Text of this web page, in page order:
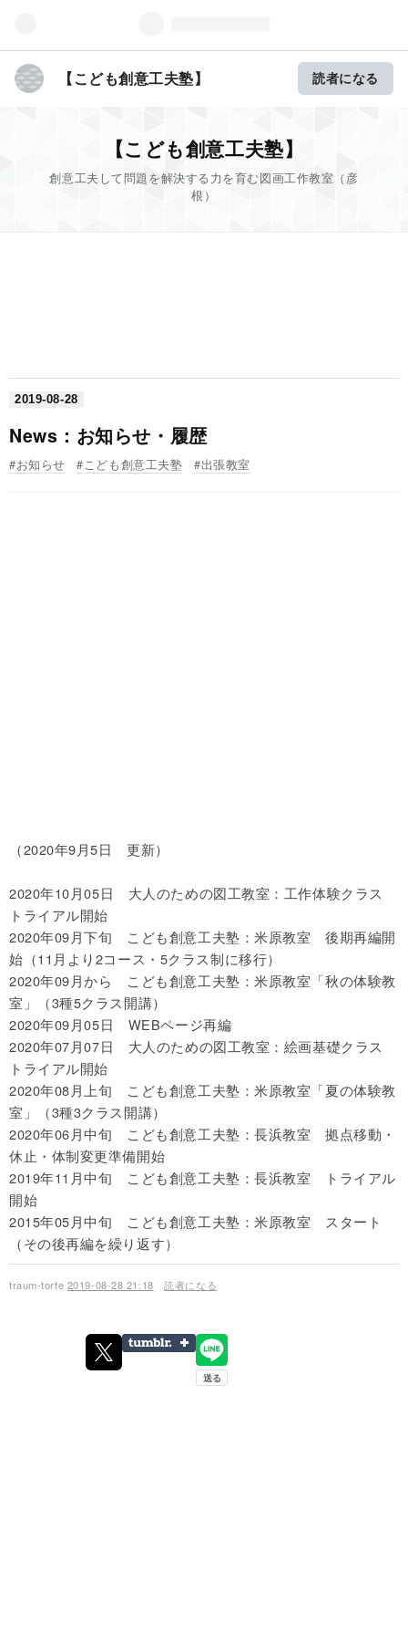
【こども創意工夫塾】 読者になる
【こども創意工夫塾】
創意工夫して問題を解決する力を育む図画工作教室（彦
根）
2019-08-28
News：お知らせ・履歴
お知らせ こども創意工夫塾 出張教室
（2020年9月5日 更新）
2020年10月05日 大人のための図工教室：工作体験クラス
トライアル開始
2020年09月下旬 こども創意工夫塾：米原教室 後期再編開
始（11月より2コース・5クラス制に移行）
2020年09月から こども創意工夫塾：米原教室「秋の体験教
室」（3種5クラス開講）
2020年09月05日 WEBページ再編
2020年07月07日 大人のための図工教室：絵画基礎クラス
トライアル開始
2020年08月上旬 こども創意工夫塾：米原教室「夏の体験教
室」（3種3クラス開講）
2020年06月中旬 こども創意工夫塾：長浜教室 拠点移動・
休止・体制変更準備開始
2019年11月中旬 こども創意工夫塾：長浜教室 トライアル
開始
2015年05月中旬 こども創意工夫塾：米原教室 スタート
（その後再編を繰り返す）
traum-torte 2019-08-28 21:18 読者になる